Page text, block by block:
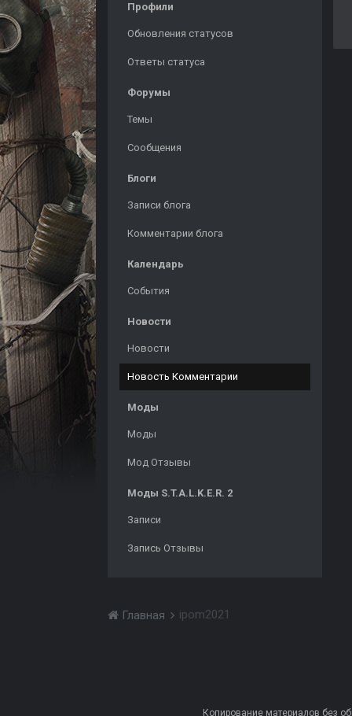
Профили
Обновления статусов
Ответы статуса
Форумы
Темы
Сообщения
Блоги
Записи блога
Комментарии блога
Календарь
События
Новости
Новости
Новость Комментарии
Моды
Моды
Мод Отзывы
Моды S.T.A.L.K.E.R. 2
Записи
Запись Отзывы
Главная ipom2021
Копирование материалов без